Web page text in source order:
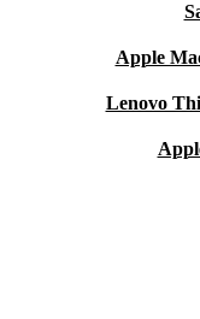
Apple
Lenovo